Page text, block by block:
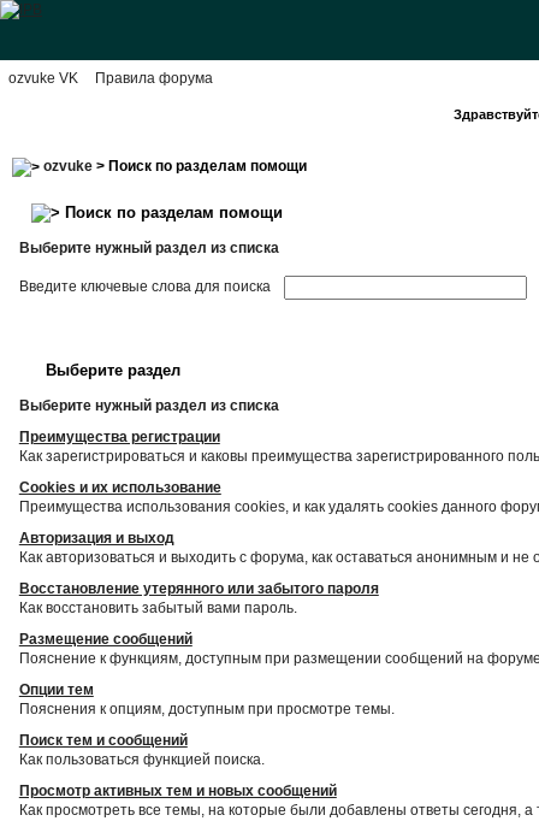
ozvuke VK Правила форума
ozvuke> Поиск по разделам помощи
Поиск по разделам помощи
Выберите нужный раздел из списка
Введите ключевые слова для поиска
Выберите раздел
Выберите нужный раздел из списка
Преимущества регистрации
Как зарегистрироваться и каковы преимущества зарегистрированного
Cookies и их использование
Преимущества использования cookies, и как удалять cookies данного
Авторизация и выход
Как авторизоваться и выходить с форума, как оставаться анонимным и
Восстановление утерянного или забытого пароля
Как восстановить забытый вами пароль.
Размещение сообщений
Пояснение к функциям, доступным при размещении сообщений на
Опции тем
Пояснения к опциям, доступным при просмотре темы.
Поиск тем и сообщений
Как пользоваться функцией поиска.
Просмотр активных тем и новых сообщений
Как просмотреть все темы, на которые были добавлены ответы сегодня,